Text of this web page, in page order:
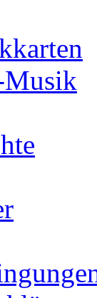
Musik